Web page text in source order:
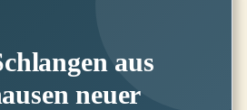
aus
neuer